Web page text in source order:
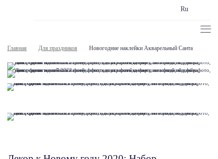
Ru
Главная Для праздников Новогодние наклейки Акварельный Санта